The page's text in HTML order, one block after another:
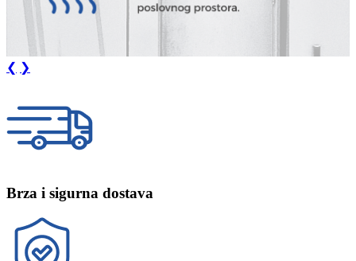
❮ ❯
Brza i sigurna dostava